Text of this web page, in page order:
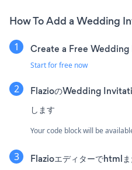
How To Add a Wedding
Create a Free
Start for free now
FlazioのWedding
します
Your code block will be
Flazioエディターでhtmlま